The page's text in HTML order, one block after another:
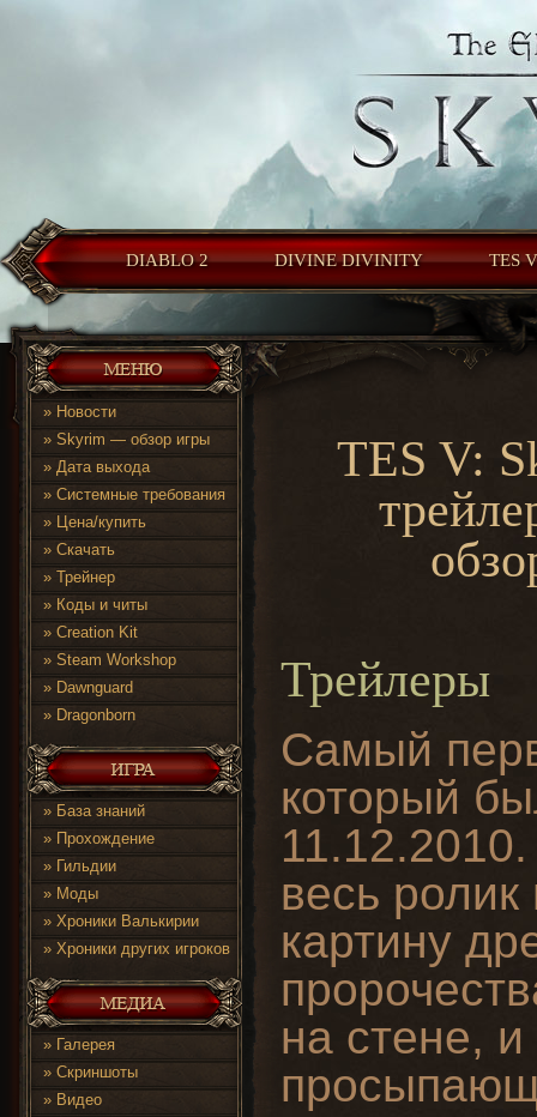
DIABLO 2 DIVINE DIVINITY TES
» Новости
» Skyrim — обзор игры
» Дата выхода
» Системные требования
» Цена/купить
» Скачать
» Трейнер
» Коды и читы
» Creation Kit
» Steam Workshop
» Dawnguard
» Dragonborn
» База знаний
» Прохождение
» Гильдии
» Моды
» Хроники Валькирии
» Хроники других игроков
» Галерея
» Скриншоты
» Видео
TES V:
Трейлеры
Самый
который
весь
картину
на стене, и